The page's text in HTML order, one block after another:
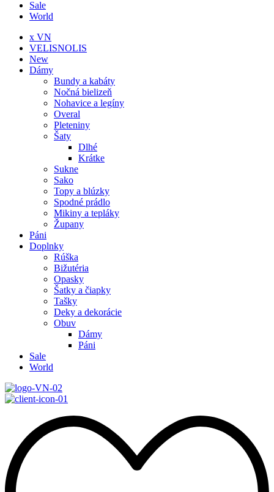
Sale
World
x VN
VELISNOLIS
New
Dámy
Bundy a kabáty
Nočná bielizeň
Nohavice a legíny
Overal
Pleteniny
Šaty
Dlhé
Krátke
Sukne
Sako
Topy a blúzky
Spodné prádlo
Mikiny a tepláky
Župany
Páni
Doplnky
Rúška
Bižutéria
Opasky
Šatky a čiapky
Tašky
Deky a dekorácie
Obuv
Dámy
Páni
Sale
World